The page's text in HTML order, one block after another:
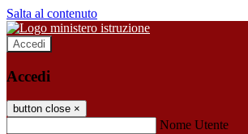
Salta al contenuto
Accedi
Accedi
button close ×
Nome Utente